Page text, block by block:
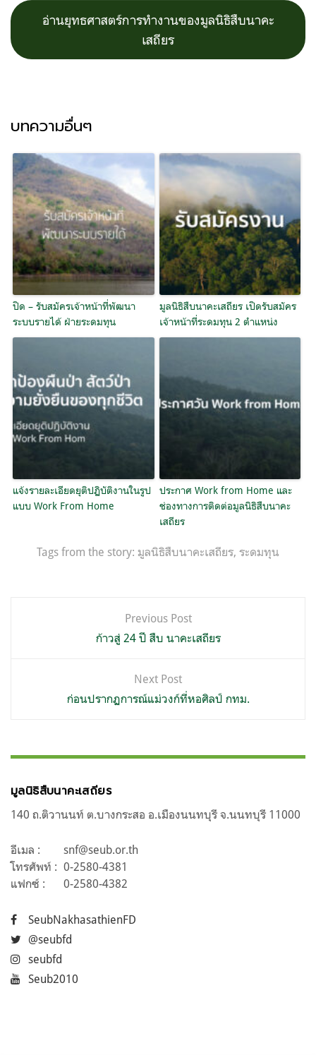
อ่านยุทธศาสตร์การทำงานของมูลนิธิสืบนาคะ
เสถียร
บทความอื่นๆ
ปิด – รับสมัครเจ้าหน้าที่พัฒนา
ระบบรายได้ ฝ่ายระดมทุน
มูลนิธิสืบนาคะเสถียร เปิดรับสมัคร
เจ้าหน้าที่ระดมทุน 2 ตำแหน่ง
แจ้งรายละเอียดยุติปฏิบัติงานในรูป
แบบ Work From Home
ประกาศ Work from Home และ
ช่องทางการติดต่อมูลนิธิสืบนาคะ
เสถียร
Tags from the story: มูลนิธิสืบนาคะเสถียร, ระดมทุน
Previous Post
ก้าวสู่ 24 ปี สืบ นาคะเสถียร
Next Post
ก่อนปรากฏการณ์แม่วงก์ที่หอศิลป์ กทม.
มูลนิธิสืบนาคะเสถียร
140 ถ.ติวานนท์ ต.บางกระสอ อ.เมืองนนทบุรี จ.นนทบุรี 11000
อีเมล :
snf@seub.or.th
โทรศัพท์ : 0-2580-4381
แฟกซ์ :
0-2580-4382
SeubNakhasathienFD
@seubfd
seubfd
Seub2010